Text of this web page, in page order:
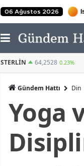
06 Ağustos 2026
JAPON YENI 0,3026 0.17%
Gündem Hattı Din
Yoga